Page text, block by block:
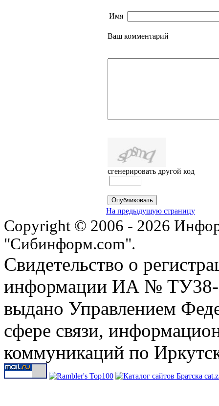
Имя
Ваш комментарий
сгенерировать другой код
На предыдущую страницу
Copyright © 2006 - 2026
"Сибинформ.com".
Свидетельство о
информации ИА № ТУ38-
выдано Управлением
сфере связи,
коммуникаций по